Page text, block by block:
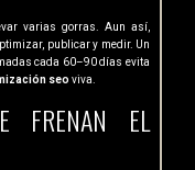
varias gorras. Aun así,
publicar y medir. Un
cada 60–90 días evita
seo viva.
FRENAN EL